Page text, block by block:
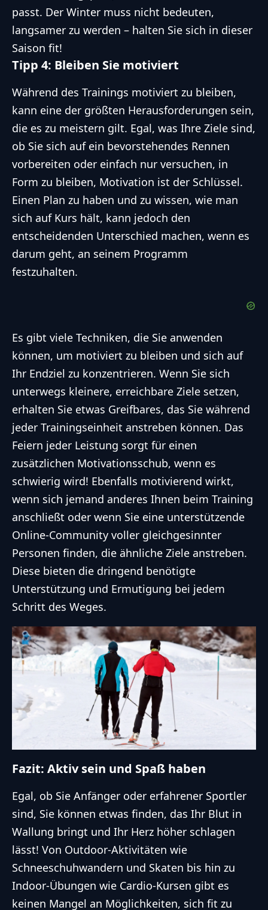
passt. Der Winter muss nicht bedeuten,
langsamer zu werden – halten Sie sich in dieser
Saison fit!
Tipp 4: Bleiben Sie motiviert
Während des Trainings motiviert zu bleiben,
kann eine der größten Herausforderungen sein,
die es zu meistern gilt. Egal, was Ihre Ziele sind,
ob Sie sich auf ein bevorstehendes Rennen
vorbereiten oder einfach nur versuchen, in
Form zu bleiben, Motivation ist der Schlüssel.
Einen Plan zu haben und zu wissen, wie man
sich auf Kurs hält, kann jedoch den
entscheidenden Unterschied machen, wenn es
darum geht, an seinem Programm
festzuhalten.
Es gibt viele Techniken, die Sie anwenden
können, um motiviert zu bleiben und sich auf
Ihr Endziel zu konzentrieren. Wenn Sie sich
unterwegs kleinere, erreichbare Ziele setzen,
erhalten Sie etwas Greifbares, das Sie während
jeder Trainingseinheit anstreben können. Das
Feiern jeder Leistung sorgt für einen
zusätzlichen Motivationsschub, wenn es
schwierig wird! Ebenfalls motivierend wirkt,
wenn sich jemand anderes Ihnen beim Training
anschließt oder wenn Sie eine unterstützende
Online-Community voller gleichgesinnter
Personen finden, die ähnliche Ziele anstreben.
Diese bieten die dringend benötigte
Unterstützung und Ermutigung bei jedem
Schritt des Weges.
Fazit: Aktiv sein und Spaß haben
Egal, ob Sie Anfänger oder erfahrener Sportler
sind, Sie können etwas finden, das Ihr Blut in
Wallung bringt und Ihr Herz höher schlagen
lässt! Von Outdoor-Aktivitäten wie
Schneeschuhwandern und Skaten bis hin zu
Indoor-Übungen wie Cardio-Kursen gibt es
keinen Mangel an Möglichkeiten, sich fit zu